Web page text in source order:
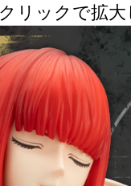
リックで拡